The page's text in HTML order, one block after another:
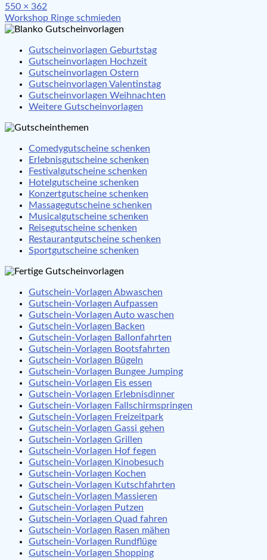
Full
size
550 × 362
Beitragsnavigation
Workshop Ringe schmieden
Gutscheinvorlagen Geburtstag
Gutscheinvorlagen Hochzeit
Gutscheinvorlagen Ostern
Gutscheinvorlagen Valentinstag
Gutscheinvorlagen Weihnachten
Weitere Gutscheinvorlagen
Comedygutscheine schenken
Erlebnisgutscheine schenken
Festivalgutscheine schenken
Hotelgutscheine schenken
Konzertgutscheine schenken
Massagegutscheine schenken
Musicalgutscheine schenken
Reisegutscheine schenken
Restaurantgutscheine schenken
Sportgutscheine schenken
Gutschein-Vorlagen Abwaschen
Gutschein-Vorlagen Aufpassen
Gutschein-Vorlagen Auto waschen
Gutschein-Vorlagen Backen
Gutschein-Vorlagen Ballonfahrten
Gutschein-Vorlagen Bootsfahrten
Gutschein-Vorlagen Bügeln
Gutschein-Vorlagen Bungee Jumping
Gutschein-Vorlagen Eis essen
Gutschein-Vorlagen Erlebnisdinner
Gutschein-Vorlagen Fallschirmspringen
Gutschein-Vorlagen Freizeitpark
Gutschein-Vorlagen Gassi gehen
Gutschein-Vorlagen Grillen
Gutschein-Vorlagen Hof fegen
Gutschein-Vorlagen Kinobesuch
Gutschein-Vorlagen Kochen
Gutschein-Vorlagen Kutschfahrten
Gutschein-Vorlagen Massieren
Gutschein-Vorlagen Putzen
Gutschein-Vorlagen Quad fahren
Gutschein-Vorlagen Rasen mähen
Gutschein-Vorlagen Rundflüge
Gutschein-Vorlagen Shopping